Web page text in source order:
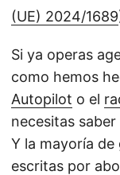
(UE) 2024/1689
Si ya operas
como hemos
Autopilot o el
necesitas
Y la mayoría de
escritas por